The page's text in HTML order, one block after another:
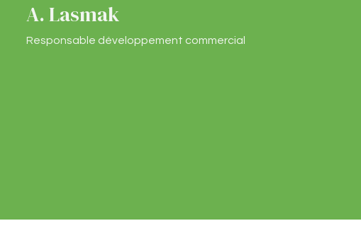
A. Lasmak
Responsable développement commercial